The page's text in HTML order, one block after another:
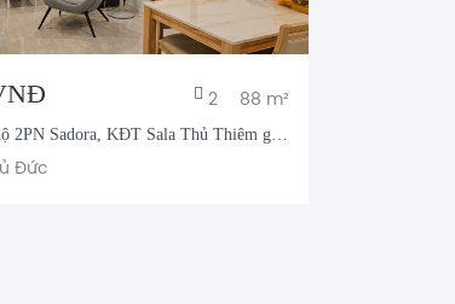
2PN Sadora, KĐT Sala Thủ Thiêm giá
full nội thất
Đức
2 88 m²